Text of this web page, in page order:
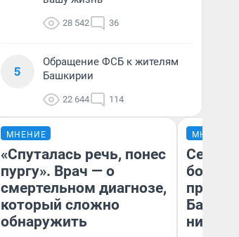
28 542 36
5
Обращение ФСБ к жителям
Башкирии
22 644 114
МНЕНИЕ
«Спуталась речь, понес
пургу». Врач — о
смертельном диагнозе,
который сложно
обнаружить
МНЕНИЕ
Север
них